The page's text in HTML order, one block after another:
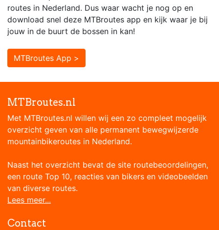
routes in Nederland. Dus waar wacht je nog op en
download snel deze MTBroutes app en kijk waar je bij
jouw in de buurt de bossen in kan!
MTBroutes App >
MTBroutes.nl
Met MTBroutes.nl willen wij een zo compleet mogelijk
overzicht geven van alle permanent bewegwijzerde
mountainbikeroutes in Nederland.
Naast het overzicht bevat de site routebeoordelingen,
een route Top 10, reacties van bikers en videobeelden
van diverse routes.
Lees meer...
Contact